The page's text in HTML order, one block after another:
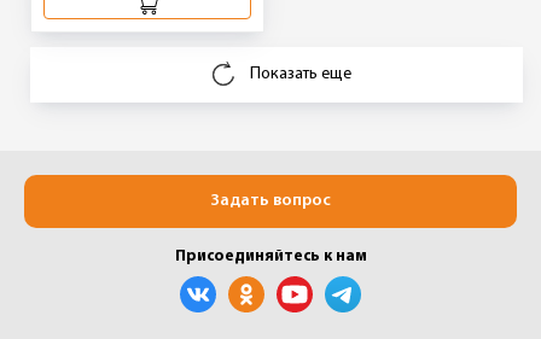
Показать еще
Задать вопрос
Присоединяйтесь к нам